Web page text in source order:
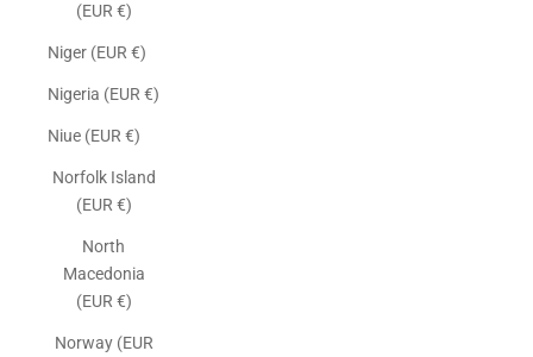
(EUR €)
Niger (EUR €)
Nigeria (EUR €)
Niue (EUR €)
Norfolk Island
(EUR €)
North
Macedonia
(EUR €)
Norway (EUR